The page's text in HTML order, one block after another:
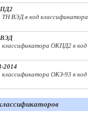
ТН ВЭД в код классификатора
классификатора ОКПД2 в код
2014
классификатора ОКЗ-93 в код